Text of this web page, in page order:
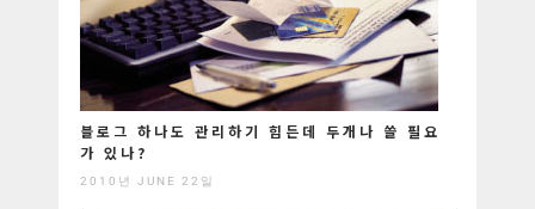
블로그 하나도 관리하기 힘든데 두개나 쓸 필요
가 있나?
2010년 JUNE 22일